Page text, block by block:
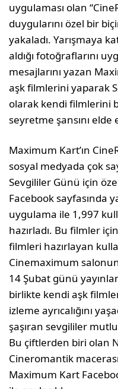
uygulaması olan
duygularını özel bir
yakaladı. Yarışmaya
aldığı fotoğraflarını
mesajlarını yazan
aşk filmlerini yaparak
olarak kendi filmlerini
seyretme şansını elde
Maximum Kart’ın
sosyal medyada çok
Sevgililer Günü için
Facebook sayfasında
uygulama ile 1,997
hazırladı. Bu filmler
filmleri hazırlayan
Cinemaximum
14 Şubat günü
birlikte kendi aşk
izleme ayrıcalığını
şaşıran sevgililer
Bu çiftlerden biri olan
Cineromantik
Maximum Kart